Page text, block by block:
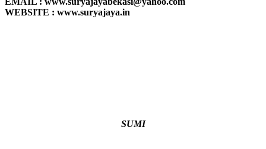
WEBSITE : www.suryajaya.in
SUMI